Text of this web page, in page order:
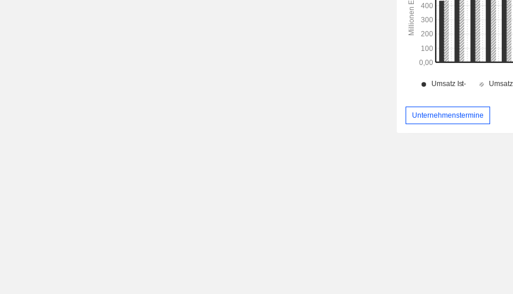
Unternehmenstermine